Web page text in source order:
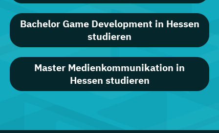
Bachelor Game Development in Hessen
studieren
Master Medienkommunikation in
Hessen studieren